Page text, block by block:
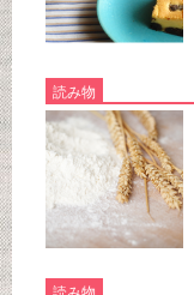
読み物
読み物